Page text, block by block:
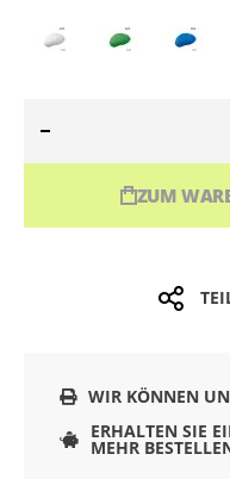
ZUM
WIR KÖNNEN
ERHALTEN SIE
MEHR